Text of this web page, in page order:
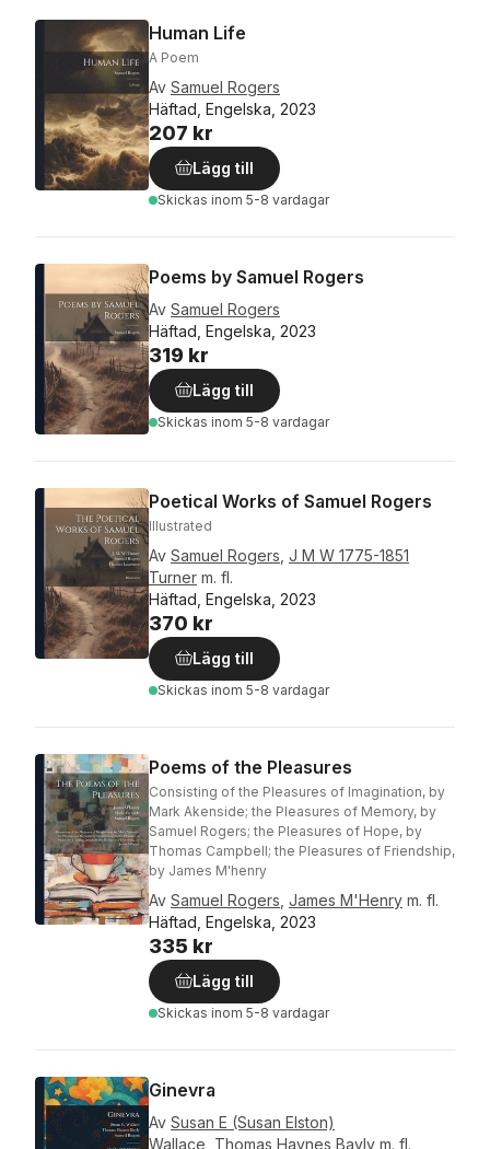
Human Life
A Poem
Av Samuel Rogers
Häftad, Engelska, 2023
207 kr
Lägg till
Skickas inom 5-8 vardagar
Poems by Samuel Rogers
Av Samuel Rogers
Häftad, Engelska, 2023
319 kr
Lägg till
Skickas inom 5-8 vardagar
Poetical Works of Samuel Rogers
Illustrated
Av Samuel Rogers, J M W 1775-1851
Turner m. fl.
Häftad, Engelska, 2023
370 kr
Lägg till
Skickas inom 5-8 vardagar
Poems of the Pleasures
Consisting of the Pleasures of Imagination, by
Mark Akenside; the Pleasures of Memory, by
Samuel Rogers; the Pleasures of Hope, by
Thomas Campbell; the Pleasures of Friendship,
by James M'henry
Av Samuel Rogers, James M'Henry m. fl.
Häftad, Engelska, 2023
335 kr
Lägg till
Skickas inom 5-8 vardagar
Ginevra
Av Susan E (Susan Elston)
Wallace Thomas Haynes Bayly m. fl.